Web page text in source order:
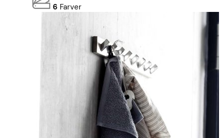
6 Farver